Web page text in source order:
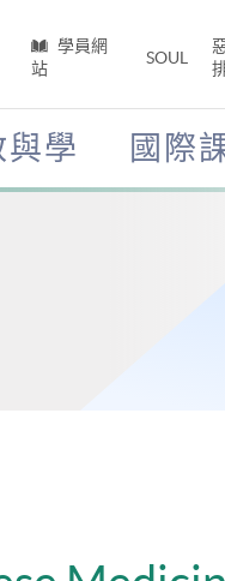
學員網
站
SOUL
與學 國際